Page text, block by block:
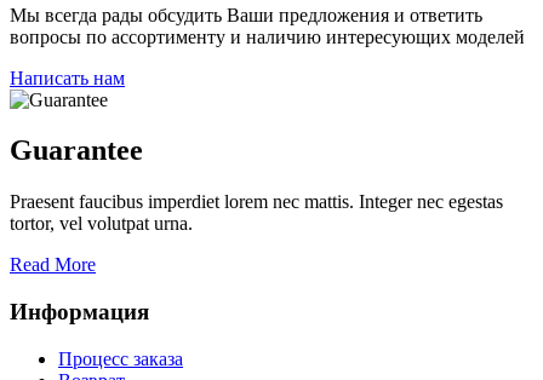
Мы всегда рады обсудить Ваши предложения и ответить
вопросы по ассортименту и наличию интересующих моделей
Написать нам
Guarantee
Praesent faucibus imperdiet lorem nec mattis. Integer nec egestas
tortor, vel volutpat urna.
Read More
Информация
Процесс заказа